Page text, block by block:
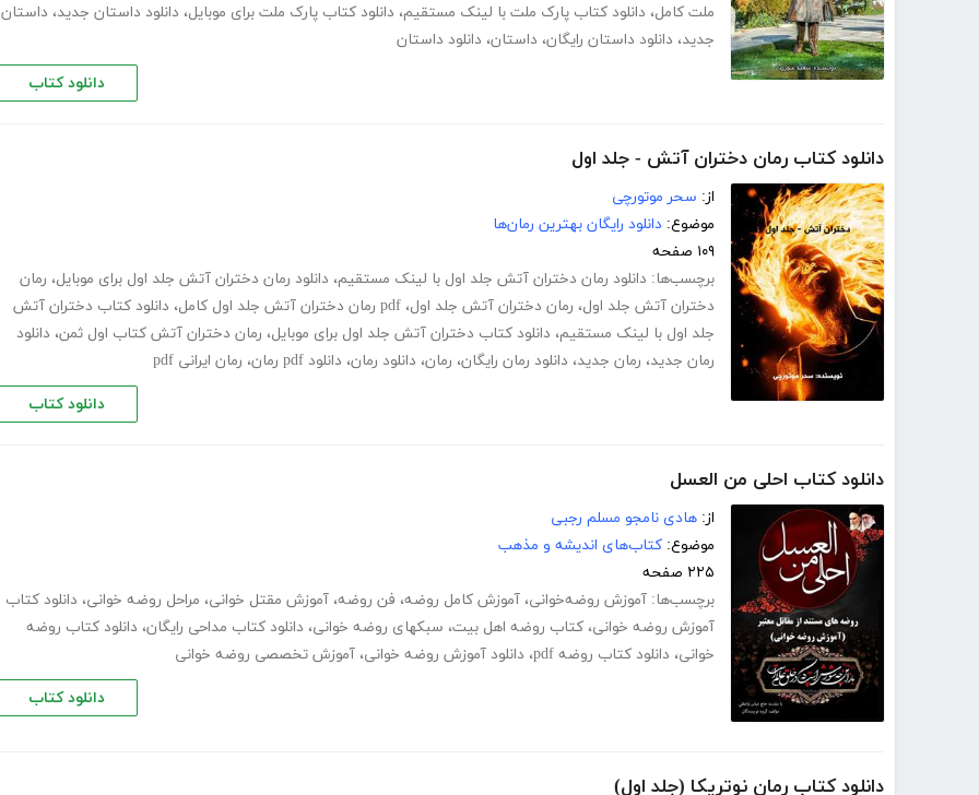
ملت کامل، دانلود کتاب پارک ملت با لینک مستقیم، دانلود کتاب پارک ملت برای موبایل، دانلود داستان جدید، داستان
جدید، دانلود داستان رایگان، داستان، دانلود داستان
دانلود کتاب
دانلود کتاب رمان دختران آتش - جلد اول
از: سحر موتورچی
موضوع: دانلود رایگان بهترین رمان‌ها
۱۰۹ صفحه
برچسب‌ها: دانلود رمان دختران آتش جلد اول با لینک مستقیم، دانلود رمان دختران آتش جلد اول برای موبایل، رمان
دختران آتش جلد اول، رمان دختران آتش جلد اول، pdf رمان دختران آتش جلد اول کامل ، دانلود کتاب دختران آتش
جلد اول با لینک مستقیم، دانلود کتاب دختران آتش جلد اول برای موبایل، رمان دختران آتش کتاب اول ثمن، دانلود
رمان جدید، رمان جدید، دانلود رمان رایگان، رمان، دانلود رمان، دانلود pdf رمان ، رمان ایرانی pdf
دانلود کتاب
دانلود کتاب احلی من العسل
از: هادی نامجو مسلم رجبی
موضوع: کتاب‌های اندیشه و مذهب
۲۲۵ صفحه
برچسب‌ها: آموزش روضه‌خوانی، آموزش کامل روضه، فن روضه، آموزش مقتل خوانی، مراحل روضه خوانی، دانلود کتاب
آموزش روضه خوانی، کتاب روضه اهل بیت، سبکهای روضه خوانی، دانلود کتاب مداحی رایگان، دانلود کتاب روضه
خوانی، دانلود کتاب روضه pdf ، دانلود آموزش روضه خوانی، آموزش تخصصی روضه خوانی
دانلود کتاب
دانلود کتاب رمان نوتریکا (جلد اول)